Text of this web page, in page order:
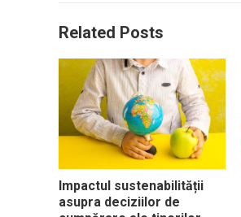
Related Posts
Impactul sustenabilității
asupra deciziilor de